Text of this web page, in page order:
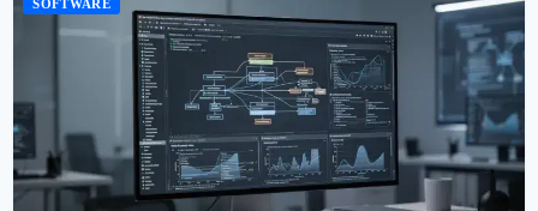
SOFTWARE